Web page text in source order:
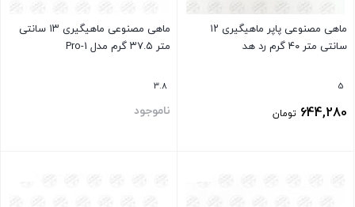
ماهی مصنوعی پاپر ماهیگیری ۱۲
سانتی متر ۴۰ گرم رد هد
5
644,280 تومان
ماهی مصنوعی ماهیگیری ۱۳ سانتی
متر ۳۷.۵ گرم مدل Pro-1
3.8
ناموجود